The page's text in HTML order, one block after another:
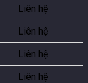
Liên hệ
Liên hệ
Liên hệ
Liên hệ